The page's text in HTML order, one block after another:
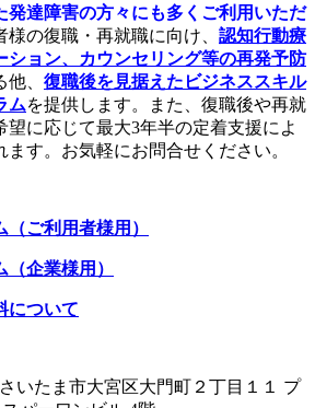
発達障害の方々にも多くご利用いただ
様の復職・再就職に向け、 認知行動療
ション、カウンセリング等の再発予防
他、 復職後を見据えたビジネススキル
ムを提供します。また、復職後や再就
望に応じて最大3年半の定着支援によ
す。お気軽にお問合せください。
ご利用者様用）
企業様用）
について
いたま市大宮区大門町２丁目１１ プ